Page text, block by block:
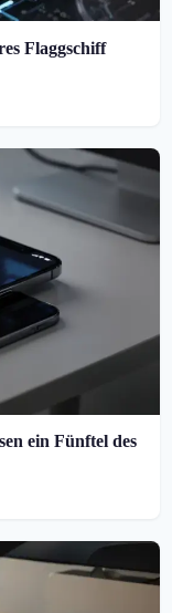
Flaggschiff
ein Fünftel des